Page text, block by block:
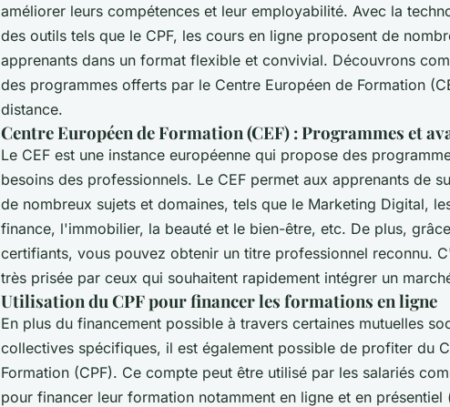
améliorer leurs compétences et leur employabilité. Avec la
des outils tels que le CPF, les cours en ligne proposent de
apprenants dans un format flexible et convivial. Découvrons
des programmes offerts par le Centre Européen de Formation
distance.
Centre Européen de Formation (CEF) : Programmes et
Le CEF est une instance européenne qui propose des
besoins des professionnels. Le CEF permet aux apprenants de
de nombreux sujets et domaines, tels que le Marketing Digital,
finance, l'immobilier, la beauté et le bien-être, etc. De plus,
certifiants, vous pouvez obtenir un titre professionnel reconnu.
très prisée par ceux qui souhaitent rapidement intégrer un
Utilisation du CPF pour financer les formations en ligne
En plus du financement possible à travers certaines mutuelles
collectives spécifiques, il est également possible de profiter du
Formation (CPF). Ce compte peut être utilisé par les salariés
pour financer leur formation notamment en ligne et en